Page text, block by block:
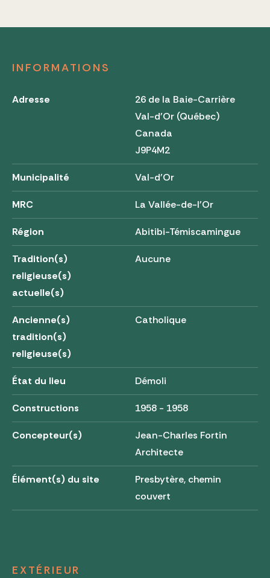
INFORMATIONS
Adresse
26 de la Baie-Carrière
Val-d'Or (Québec)
Canada
J9P4M2
Municipalité Val-d'Or
MRC La Vallée-de-l'Or
Région Abitibi-Témiscamingue
Tradition(s)
religieuse(s)
actuelle(s)
Aucune
Ancienne(s)
tradition(s)
religieuse(s)
Catholique
État du lieu Démoli
Constructions 1958 - 1958
Concepteur(s)
Jean-Charles Fortin
Architecte
Élément(s) du site
Presbytère, chemin
couvert
EXTÉRIEUR